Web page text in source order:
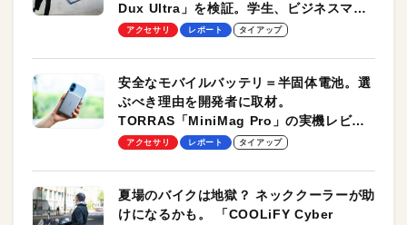
Dux Ultra」を検証。学生、ビジネスマン
のモバイルユースに最適！
アクセサリ レポート タイアップ
安全なモバイルバッテリ＝半固体電池。選
ぶべき理由を開発者に取材。
TORRAS「MiniMag Pro」の実機レビュ
ーも
アクセサリ レポート タイアップ
夏場のバイクは地獄？ ネッククーラーが助
けになるかも。 「COOLiFY Cyber